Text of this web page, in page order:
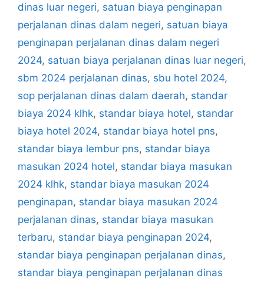
dinas luar negeri, satuan biaya penginapan
perjalanan dinas dalam negeri, satuan biaya
penginapan perjalanan dinas dalam negeri
2024, satuan biaya perjalanan dinas luar negeri,
sbm 2024 perjalanan dinas, sbu hotel 2024,
sop perjalanan dinas dalam daerah, standar
biaya 2024 klhk, standar biaya hotel, standar
biaya hotel 2024, standar biaya hotel pns,
standar biaya lembur pns, standar biaya
masukan 2024 hotel, standar biaya masukan
2024 klhk, standar biaya masukan 2024
penginapan, standar biaya masukan 2024
perjalanan dinas, standar biaya masukan
terbaru, standar biaya penginapan 2024,
standar biaya penginapan perjalanan dinas,
standar biaya penginapan perjalanan dinas